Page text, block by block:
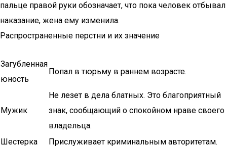
пальце правой руки обозначает, что пока человек отбывал
наказание, жена ему изменила.
Распространенные перстни и их значение
Загубленная
юность
Попал в тюрьму в раннем возрасте.
Мужик
Не лезет в дела блатных. Это благоприятный
знак, сообщающий о спокойном нраве своего
владельца.
Шестерка
Прислуживает криминальным авторитетам.